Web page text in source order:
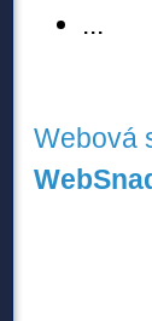
...
Webová